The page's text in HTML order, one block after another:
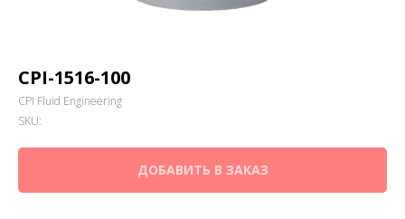
CPI-1516-100
CPI Fluid Engineering
SKU:
ДОБАВИТЬ В ЗАКАЗ